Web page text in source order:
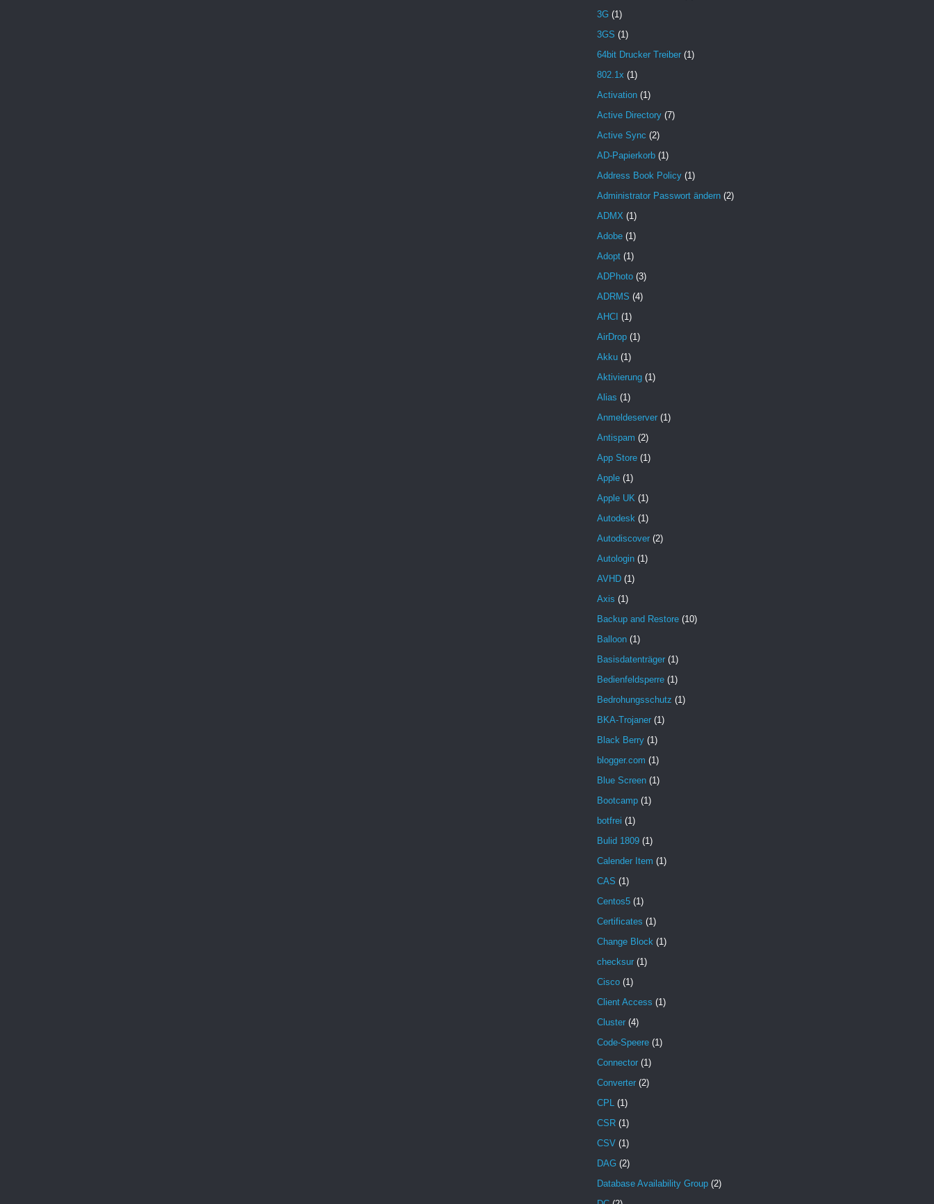
3G (1)
3GS (1)
64bit Drucker Treiber (1)
802.1x (1)
Activation (1)
Active Directory (7)
Active Sync (2)
AD-Papierkorb (1)
Address Book Policy (1)
Administrator Passwort ändern (2)
ADMX (1)
Adobe (1)
Adopt (1)
ADPhoto (3)
ADRMS (4)
AHCI (1)
AirDrop (1)
Akku (1)
Aktivierung (1)
Alias (1)
Anmeldeserver (1)
Antispam (2)
App Store (1)
Apple (1)
Apple UK (1)
Autodesk (1)
Autodiscover (2)
Autologin (1)
AVHD (1)
Axis (1)
Backup and Restore (10)
Balloon (1)
Basisdatenträger (1)
Bedienfeldsperre (1)
Bedrohungsschutz (1)
BKA-Trojaner (1)
Black Berry (1)
blogger.com (1)
Blue Screen (1)
Bootcamp (1)
botfrei (1)
Bulid 1809 (1)
Calender Item (1)
CAS (1)
Centos5 (1)
Certificates (1)
Change Block (1)
checksur (1)
Cisco (1)
Client Access (1)
Cluster (4)
Code-Speere (1)
Connector (1)
Converter (2)
CPL
(1)
CSR (1)
CSV (1)
DAG (2)
Database Availability Group (2)